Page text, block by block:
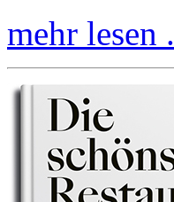
mehr lesen